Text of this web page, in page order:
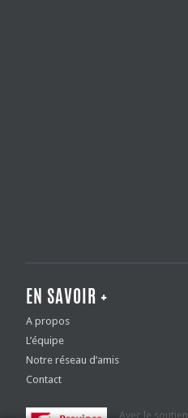
EN SAVOIR +
A propos
L’équipe
Notre réseau d’amis
Contact
Avec le soutien